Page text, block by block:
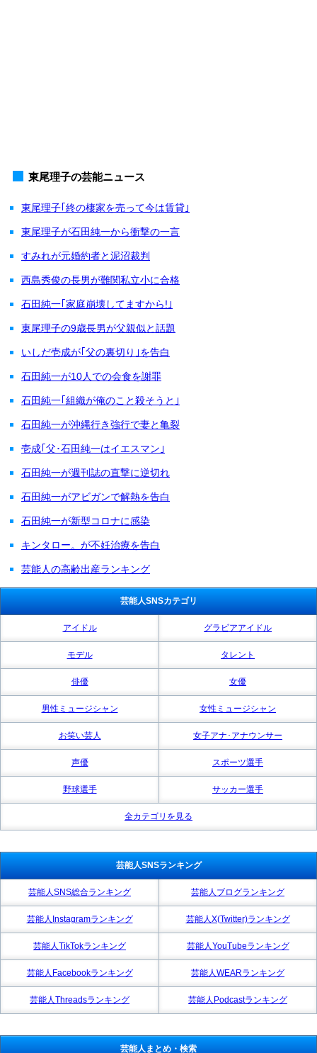
東尾理子の芸能ニュース
東尾理子｢終の棲家を売って今は賃貸｣
東尾理子が石田純一から衝撃の一言
すみれが元婚約者と泥沼裁判
西島秀俊の長男が難関私立小に合格
石田純一｢家庭崩壊してますから!｣
東尾理子の9歳長男が父親似と話題
いしだ壱成が｢父の裏切り｣を告白
石田純一が10人での会食を謝罪
石田純一｢組織が俺のこと殺そうと｣
石田純一が沖縄行き強行で妻と亀裂
壱成｢父･石田純一はイエスマン｣
石田純一が週刊誌の直撃に逆切れ
石田純一がアビガンで解熱を告白
石田純一が新型コロナに感染
キンタロー。が不妊治療を告白
芸能人の高齢出産ランキング
芸能人SNSカテゴリ
アイドル グラビアアイドル
モデル タレント
俳優 女優
男性ミュージシャン 女性ミュージシャン
お笑い芸人 女子アナ･アナウンサー
声優 スポーツ選手
野球選手 サッカー選手
全カテゴリを見る
芸能人SNSランキング
芸能人SNS総合ランキング 芸能人ブログランキング
芸能人Instagramランキング 芸能人X(Twitter)ランキング
芸能人TikTokランキング 芸能人YouTubeランキング
芸能人Facebookランキング 芸能人WEARランキング
芸能人Threadsランキング 芸能人Podcastランキング
芸能人まとめ・検索